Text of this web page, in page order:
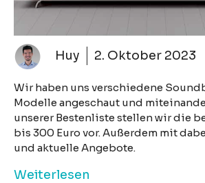
Huy 2. Oktober 2023
Wir haben uns verschiedene
Modelle angeschaut und
unserer Bestenliste stellen wir die
bis 300 Euro vor. Außerdem mit
und aktuelle Angebote.
Weiterlesen